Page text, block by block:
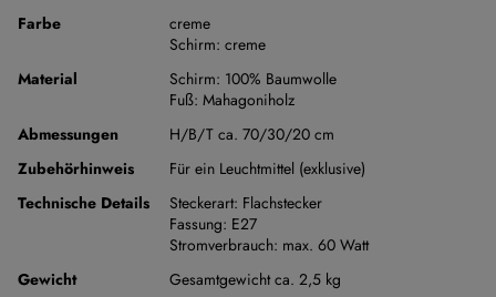
Farbe
creme
Schirm: creme
Material
Schirm: 100% Baumwolle
Fuß: Mahagoniholz
Abmessungen
H/B/T ca. 70/30/20 cm
Zubehörhinweis
Für ein Leuchtmittel (exklusive)
Technische Details
Steckerart: Flachstecker
Fassung: E27
Stromverbrauch: max. 60 Watt
Gewicht
Gesamtgewicht ca. 2,5 kg